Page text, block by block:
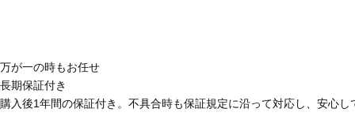
万が一の時もお任せ
長期保証付き
購入後1年間の保証付き。不具合時も保証規定に沿って対応し、安心